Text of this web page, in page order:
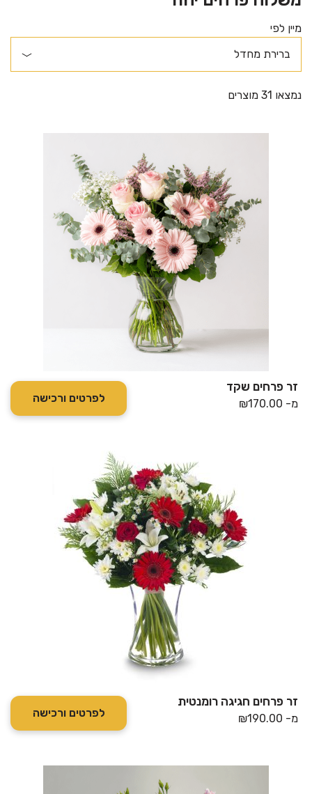
מיין לפי
נמצאו 31 מוצרים
זר פרחים שקד
מ- ₪170.00 לפרטים ורכישה
זר פרחים חגיגה רומנטית
מ- ₪190.00 לפרטים ורכישה